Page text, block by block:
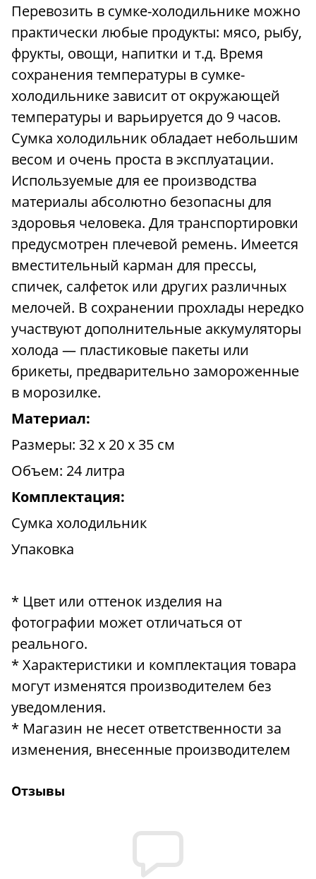
Перевозить в сумке-холодильнике можно
практически любые продукты: мясо, рыбу,
фрукты, овощи, напитки и т.д. Время
сохранения температуры в сумке-
холодильнике зависит от окружающей
температуры и варьируется до 9 часов.
Сумка холодильник обладает небольшим
весом и очень проста в эксплуатации.
Используемые для ее производства
материалы абсолютно безопасны для
здоровья человека. Для транспортировки
предусмотрен плечевой ремень. Имеется
вместительный карман для прессы,
спичек, салфеток или других различных
мелочей. В сохранении прохлады нередко
участвуют дополнительные аккумуляторы
холода — пластиковые пакеты или
брикеты, предварительно замороженные
в морозилке.
Материал:
Размеры: 32 х 20 х 35 см
Объем: 24 литра
Комплектация:
Сумка холодильник
Упаковка
* Цвет или оттенок изделия на
фотографии может отличаться от
реального.
* Характеристики и комплектация товара
могут изменятся производителем без
уведомления.
* Магазин не несет ответственности за
изменения, внесенные производителем
Отзывы